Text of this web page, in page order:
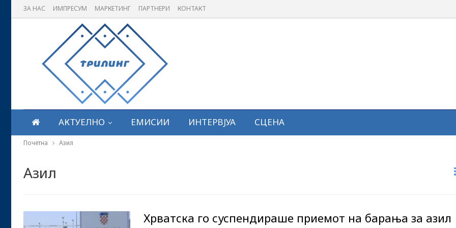
ЗА НАС ИМПРЕСУМ МАРКЕТИНГ ПАРТНЕРИ КОНТАКТ
АКТУЕЛНО ЕМИСИИ ИНТЕРВЈУА СЦЕНА
Почетна Азил
Азил
Хрватска го суспендираше приемот на барања за азил